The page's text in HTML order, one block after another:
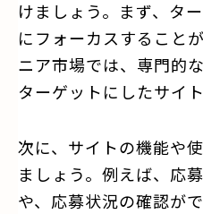
けましょう。まず、タ
にフォーカスすること
ニア市場では、専門的
ターゲットにしたサイ
次に、サイトの機能や
ましょう。例えば、応
や、応募状況の確認が